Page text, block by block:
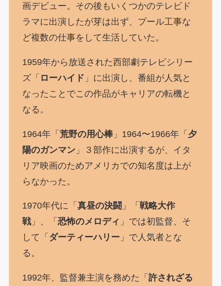
画デビュー。その後もいくつかのテレビド
ラマに出演したが芽は出ず、プール工事な
ど複数の仕事をして生活していた。
1959年から放送された西部劇テレビシリー
ズ「 ローハイド 」に出演し、番組が人気と
なったことでこの作品がキャリアの転機と
なる。
1964年「 荒野の用心棒」1964〜1966年「 夕
陽のガンマン 」３部作に出演するが、イタ
リア映画のためアメリカでの知名度は上が
らなかった。
1970年代に「 真昼の決闘 」「 戦略大作
戦」、「 恐怖のメロディ 」では初監督、そ
して「 ダーティーハリー 」で人気者とな
る。
1992年、監督兼主演を務めた「 許されざる